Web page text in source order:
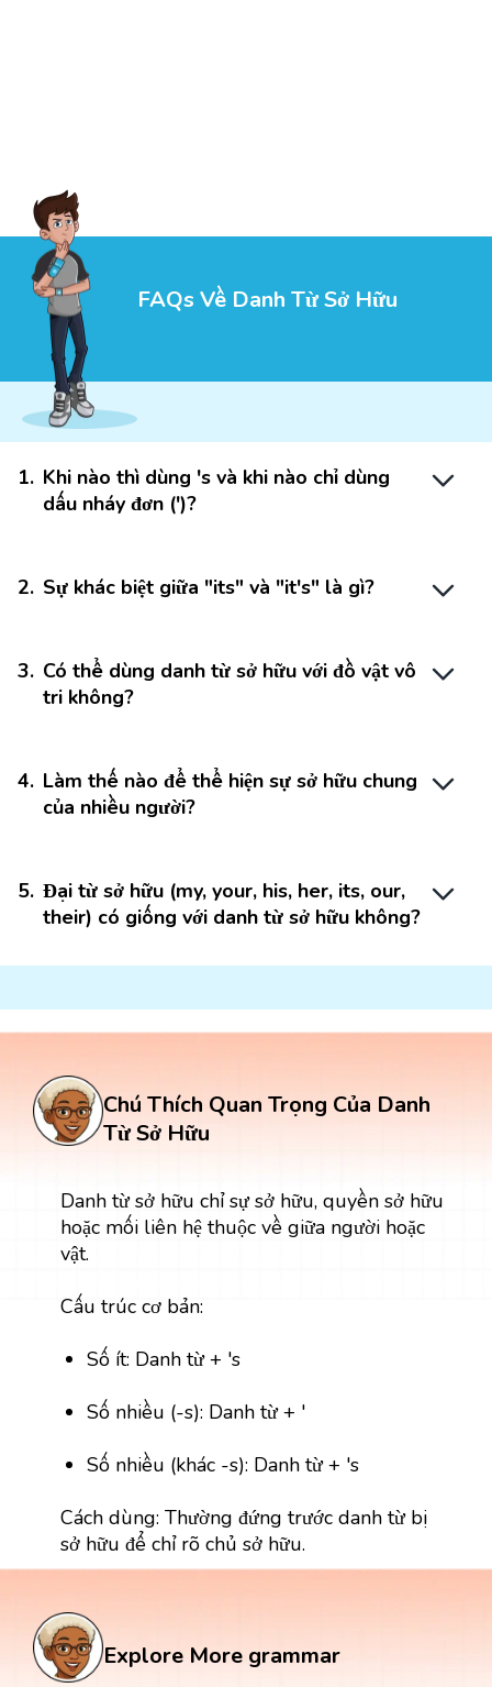
FAQs Về Danh Từ Sở Hữu
1. Khi nào thì dùng 's và khi nào chỉ dùng
dấu nháy đơn (')?
2. Sự khác biệt giữa "its" và "it's" là gì?
3. Có thể dùng danh từ sở hữu với đồ vật vô
tri không?
4. Làm thế nào để thể hiện sự sở hữu chung
của nhiều người?
5. Đại từ sở hữu (my, your, his, her, its, our,
their) có giống với danh từ sở hữu không?
Chú Thích Quan Trọng Của Danh
Từ Sở Hữu
Danh từ sở hữu chỉ sự sở hữu, quyền sở hữu
hoặc mối liên hệ thuộc về giữa người hoặc
vật.
Cấu trúc cơ bản:
Số ít: Danh từ + 's
Số nhiều (-s): Danh từ + '
Số nhiều (khác -s): Danh từ + 's
Cách dùng: Thường đứng trước danh từ bị
sở hữu để chỉ rõ chủ sở hữu.
Explore More grammar